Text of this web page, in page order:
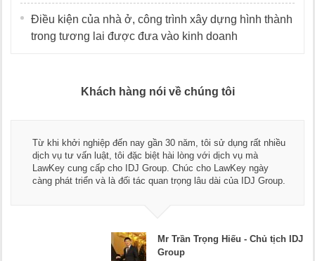
Điều kiện của nhà ở, công trình xây dựng hình thành
trong tương lai được đưa vào kinh doanh
Khách hàng nói về chúng tôi
Thay mặt Công ty Dương Cafe, tôi xin chân thành cảm ơn đội
ngũ luật sư, kế toán của LawKey. Thực sự yên tâm khi sử
dụng dịch vụ tư vấn pháp luật và kế toán thuế bên các bạn.
Chúc các bạn phát triển hơn, phục vụ tốt hơn cho cộng đồng
Mr Dương - CEO Dương Cafe